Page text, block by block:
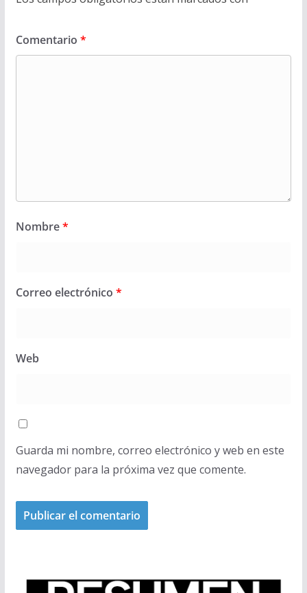
Comentario *
Nombre*
Correo electrónico *
Web
Guarda mi nombre, correo electrónico y web en este
navegador para la próxima vez que comente.